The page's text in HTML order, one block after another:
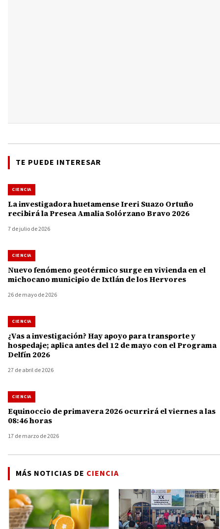
TE PUEDE INTERESAR
CIENCIA
La investigadora huetamense Ireri Suazo Ortuño
recibirá la Presea Amalia Solórzano Bravo 2026
7 de julio de 2026
CIENCIA
Nuevo fenómeno geotérmico surge en vivienda en el
michocano municipio de Ixtlán de los Hervores
26 de mayo de 2026
CIENCIA
¿Vas a investigación? Hay apoyo para transporte y
hospedaje; aplica antes del 12 de mayo con el Programa
Delfín 2026
27 de abril de 2026
CIENCIA
Equinoccio de primavera 2026 ocurrirá el viernes a las
08:46 horas
17 de marzo de 2026
MÁS NOTICIAS DE CIENCIA